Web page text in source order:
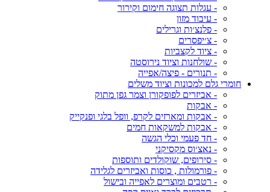
- עגלות תצוגה חימום וקירור
- עיבוד מזון
- פלנצ׳ות וגרילים
- צ׳יפסרים
- ציוד לקצביות
- שולחנות וציוד נירוסטה
- תנורים - פיצה/אפייה
חומרי גלם למכונות וציוד משלים
- אביזרים לפופקורן וצמר גפן מתוק
- אבקות
- אבקות ומארזים לקרפ, וופל בלגי ופנקייק
- אבקות למשקאות חמים
- חד פעמי וכלי הגשה
- נאצ׳וס מקסיקני
- סירופים, שוקולדים ותוספות
- פורמולות , כוסות ואביזרים לגלידה
- רטבים ומוצרים לאפייה ובישול